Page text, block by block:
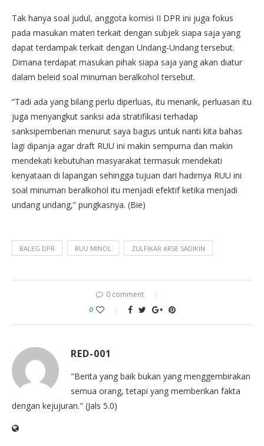
Tak hanya soal judul, anggota komisi II DPR ini juga fokus
pada masukan materi terkait dengan subjek siapa saja yang
dapat terdampak terkait dengan Undang-Undang tersebut.
Dimana terdapat masukan pihak siapa saja yang akan diatur
dalam beleid soal minuman beralkohol tersebut.
“Tadi ada yang bilang perlu diperluas, itu menarik, perluasan itu
juga menyangkut sanksi ada stratifikasi terhadap
sanksipemberian menurut saya bagus untuk nanti kita bahas
lagi dipanja agar draft RUU ini makin sempurna dan makin
mendekati kebutuhan masyarakat termasuk mendekati
kenyataan di lapangan sehingga tujuan dari hadirnya RUU ini
soal minuman beralkohol itu menjadi efektif ketika menjadi
undang undang,” pungkasnya. (Bie)
BALEG DPR RUU MINOL ZULFIKAR ARSE SADIKIN
0 comment
0
RED-001
"Berita yang baik bukan yang menggembirakan
semua orang, tetapi yang memberikan fakta
dengan kejujuran." (Jals 5.0)